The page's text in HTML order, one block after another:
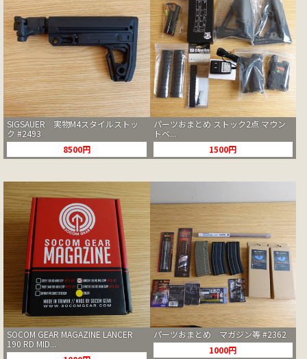
SIGSAUER 実物M4スタイルストッ
ク #2493
8500円
パーツおまとめ ストック2点 マウン
トベ...
1500円
SOCOM GEAR MAGAZINE LANCER
190 RD MID...
パーツおまとめ マガジン等 #2362
1000円